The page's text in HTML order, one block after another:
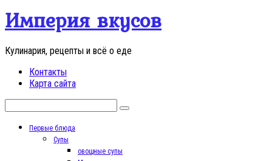
Перейти
контенту
Империя вкусов
Кулинария, рецепты и всё о еде
Контакты
Карта сайта
Первые блюда
Супы
овощные супы